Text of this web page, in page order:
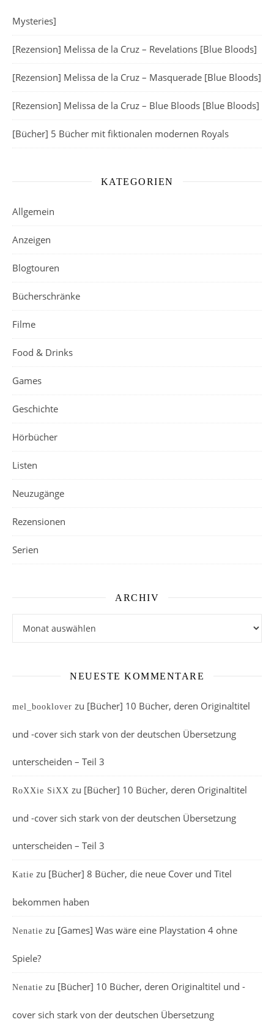
Mysteries]
[Rezension] Melissa de la Cruz – Revelations [Blue Bloods]
[Rezension] Melissa de la Cruz – Masquerade [Blue Bloods]
[Rezension] Melissa de la Cruz – Blue Bloods [Blue Bloods]
[Bücher] 5 Bücher mit fiktionalen modernen Royals
KATEGORIEN
Allgemein
Anzeigen
Blogtouren
Bücherschränke
Filme
Food & Drinks
Games
Geschichte
Hörbücher
Listen
Neuzugänge
Rezensionen
Serien
ARCHIV
NEUESTE KOMMENTARE
mel_booklover zu [Bücher] 10 Bücher, deren Originaltitel
und -cover sich stark von der deutschen Übersetzung
unterscheiden – Teil 3
RoXXie SiXX zu [Bücher] 10 Bücher, deren Originaltitel
und -cover sich stark von der deutschen Übersetzung
unterscheiden – Teil 3
Katie zu [Bücher] 8 Bücher, die neue Cover und Titel
bekommen haben
Nenatie zu [Games] Was wäre eine Playstation 4 ohne
Spiele?
Nenatie zu [Bücher] 10 Bücher, deren Originaltitel und -
cover sich stark von der deutschen Übersetzung